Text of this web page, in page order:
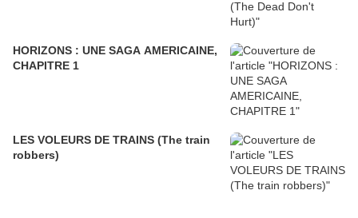
HORIZONS : UNE SAGA AMERICAINE,
CHAPITRE 1
LES VOLEURS DE TRAINS (The train
robbers)